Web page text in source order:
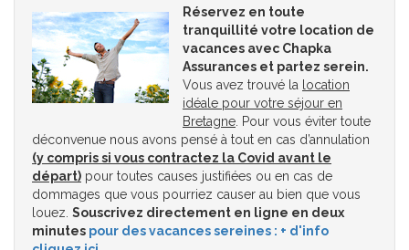
Réservez en toute
tranquillité votre location de
vacances avec Chapka
Assurances et partez serein.
Vous avez trouvé la
location
idéale pour votre séjour en
Bretagne . Pour vous éviter toute
déconvenue nous avons pensé à tout en cas d’annulation
(y compris si vous contractez la Covid avant le
départ) pour toutes causes justifiées ou en cas de
dommages que vous pourriez causer au bien que vous
louez. Souscrivez directement en ligne en deux
minutes pour des vacances sereines : + d'info